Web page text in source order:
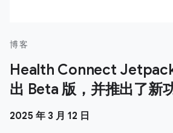
博客
Health Connect
出 Beta 版，并推出了新
2025 年 3 月 12 日